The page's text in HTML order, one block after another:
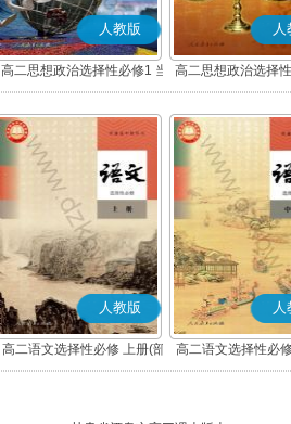
人教版
高二思想政治选择性必修1 当
代国际政治与经济(部编版)
人
高二思想政治选择
律与生活(部
人教版
高二语文选择性必修 上册(部
编版)
人
高二语文选择性必
编版)